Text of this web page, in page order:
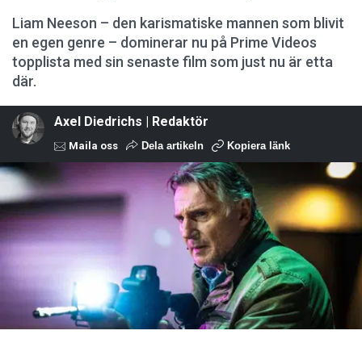
Liam Neeson – den karismatiske mannen som blivit
en egen genre – dominerar nu på Prime Videos
topplista med sin senaste film som just nu är etta
där.
Axel Diedrichs | Redaktör
Maila oss Dela artikeln Kopiera länk